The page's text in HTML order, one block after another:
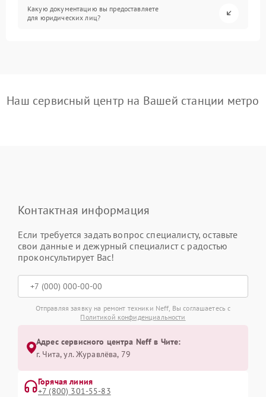
Какую документацию вы предоставляете
для юридических лиц?
Наш сервисный центр на Вашей станции метро
Контактная информация
Если требуется задать вопрос специалисту, оставьте
свои данные и дежурный специалист с радостью
проконсультирует Вас!
Отправляя заявку на ремонт техники Neff, Вы соглашаетесь с
Политикой конфиденциальности
Адрес сервисного центра Neff в Чите:
г. Чита, ул. Журавлёва, 79
Горячая линия
+7 (800) 301-55-83